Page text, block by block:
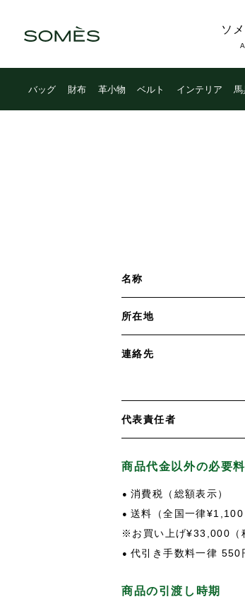
バッグ 財布 革小物 ベルト インテリア 馬
ソ
LINE公式アカウント ｜ アンケー
名称
所在地
連絡先
代表責任者
商品代金以外の必要
消費税（総額表示）
送料（全国一律¥1,100
※お買い上げ¥33,000（
代引き手数料一律 550
商品の引渡し時期